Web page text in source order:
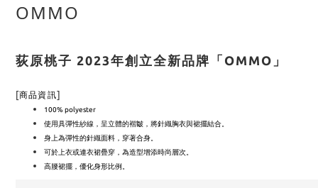
OMMO
荻原桃子 2023年創立全新品牌「OMMO」
[商品資訊]
100% polyester
使用具彈性紗線，呈立體的褶皺，將針織胸衣與裙擺結合。
身上為彈性的針織面料，穿著合身。
可於上衣或連衣裙疊穿，為造型增添時尚層次。
高腰裙擺，優化身形比例。